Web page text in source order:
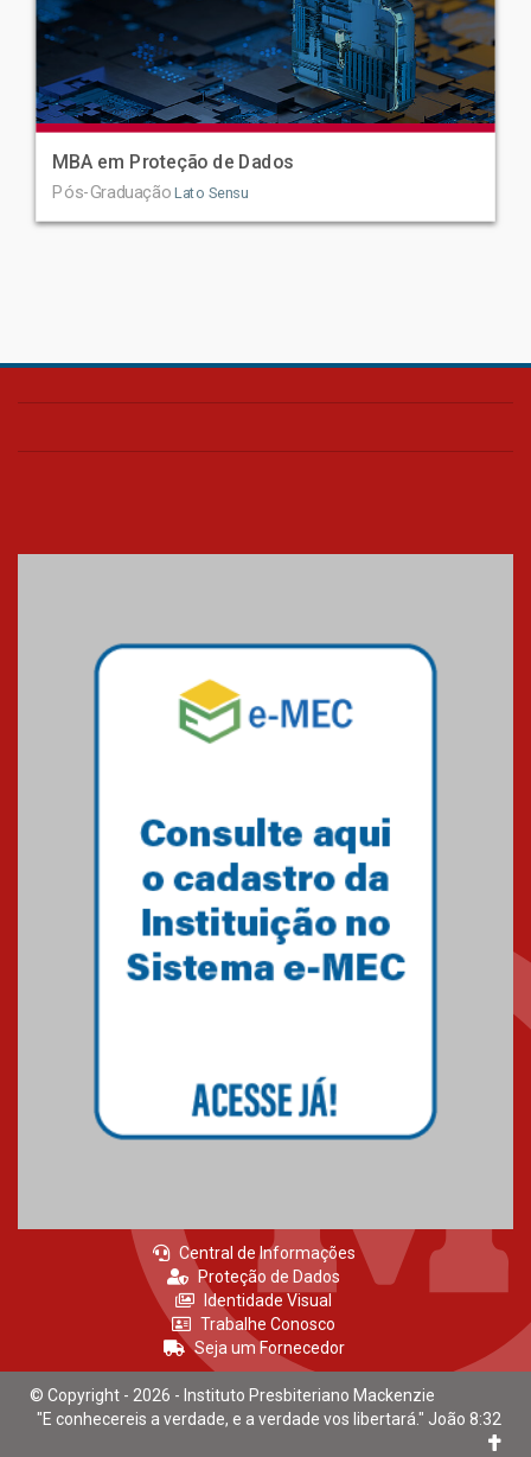
MBA em Proteção de Dados
Pós-Graduação Lato Sensu
Central de Informações
Proteção de Dados
Identidade Visual
Trabalhe Conosco
Seja um Fornecedor
© Copyright - 2026 - Instituto Presbiteriano Mackenzie
"E conhecereis a verdade, e a verdade vos libertará." João 8:32